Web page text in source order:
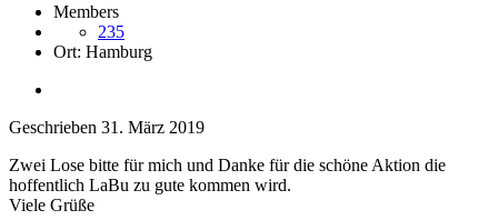
Members
235
Ort: Hamburg
Geschrieben 31. März 2019
Zwei Lose bitte für mich und Danke für die schöne Aktion die
hoffentlich LaBu zu gute kommen wird.
Viele Grüße